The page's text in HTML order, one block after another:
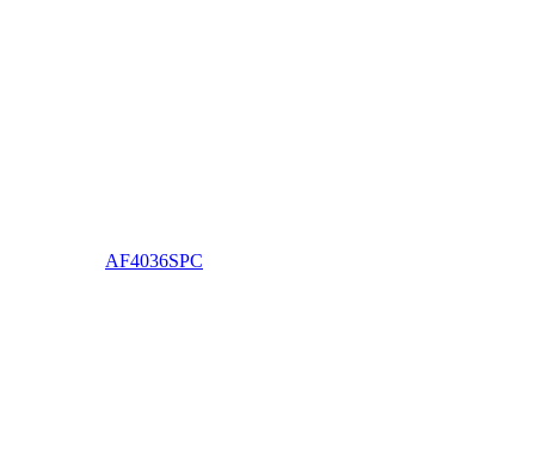
AF4036SPC